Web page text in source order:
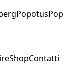
PopotusPop
ShopContatti